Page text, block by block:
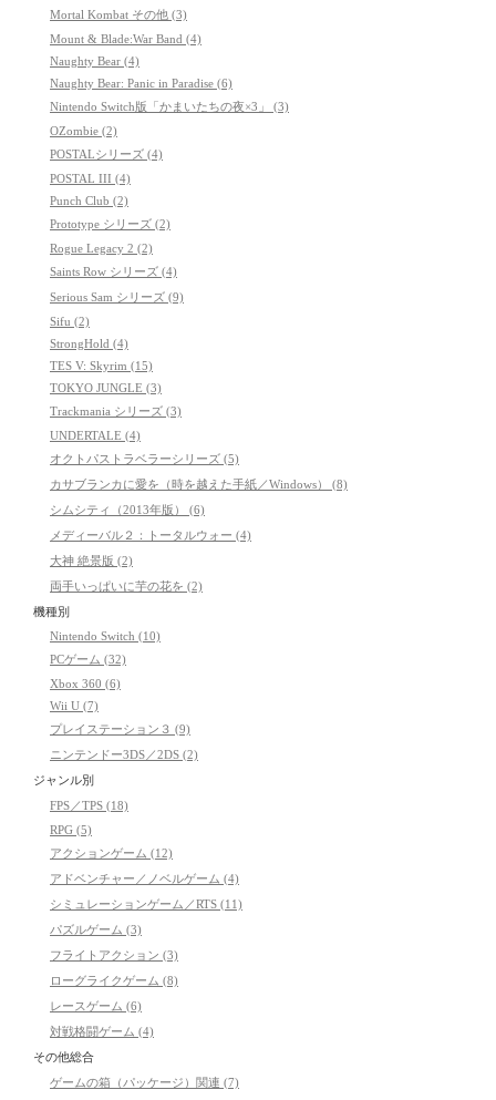
Mortal Kombat その他 (3)
Mount & Blade:War Band (4)
Naughty Bear (4)
Naughty Bear: Panic in Paradise (6)
Nintendo Switch版「かまいたちの夜×3」 (3)
OZombie (2)
POSTALシリーズ (4)
POSTAL III (4)
Punch Club (2)
Prototype シリーズ (2)
Rogue Legacy 2 (2)
Saints Row シリーズ (4)
Serious Sam シリーズ (9)
Sifu (2)
StrongHold (4)
TES V: Skyrim (15)
TOKYO JUNGLE (3)
Trackmania シリーズ (3)
UNDERTALE (4)
オクトパストラベラーシリーズ (5)
カサブランカに愛を（時を越えた手紙／Windows） (8)
シムシティ（2013年版） (6)
メディーバル２：トータルウォー (4)
大神 絶景版 (2)
両手いっぱいに芋の花を (2)
機種別
Nintendo Switch (10)
PCゲーム (32)
Xbox 360 (6)
Wii U (7)
プレイステーション３ (9)
ニンテンドー3DS／2DS (2)
ジャンル別
FPS／TPS (18)
RPG (5)
アクションゲーム (12)
アドベンチャー／ノベルゲーム (4)
シミュレーションゲーム／RTS (11)
パズルゲーム (3)
フライトアクション (3)
ローグライクゲーム (8)
レースゲーム (6)
対戦格闘ゲーム (4)
その他総合
ゲームの箱（パッケージ）関連 (7)